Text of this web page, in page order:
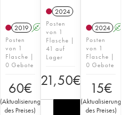
K 2019 A K
Posten
von 1
Flasche |
0 Gebote
60€
(Aktualisierung
des Preises)
2024
Posten
von 1
Flasche |
41 auf
Lager
21,50€
2024 A
Posten
von 1
Flasche |
0 Gebote
15€
(Aktualisierung
des Preises)